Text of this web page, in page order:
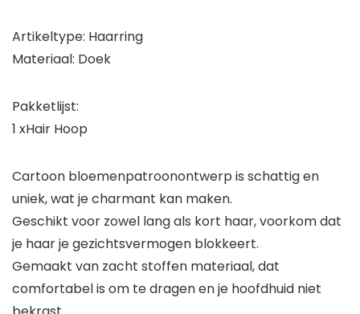
Artikeltype: Haarring
Materiaal: Doek
Pakketlijst:
1 xHair Hoop
Cartoon bloemenpatroonontwerp is schattig en
uniek, wat je charmant kan maken.
Geschikt voor zowel lang als kort haar, voorkom dat
je haar je gezichtsvermogen blokkeert.
Gemaakt van zacht stoffen materiaal, dat
comfortabel is om te dragen en je hoofdhuid niet